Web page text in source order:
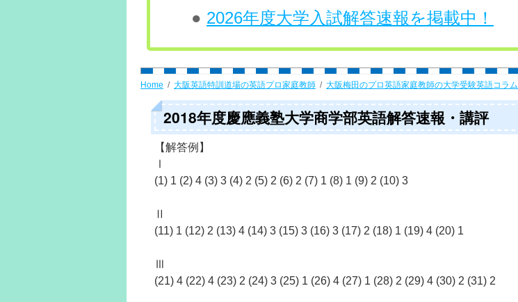
● 2026年度大学入試解答速報を掲載中！
Home 大阪英語特訓道場の英語プロ家庭教師 大阪梅田のプロ英語家庭教師の大学受験英語コラム
2018年度慶應義塾大学商学部英語解答速報・講評
【解答例】
Ⅰ
(1) 1 (2) 4 (3) 3 (4) 2 (5) 2 (6) 2 (7) 1 (8) 1 (9) 2 (10) 3
Ⅱ
(11) 1 (12) 2 (13) 4 (14) 3 (15) 3 (16) 3 (17) 2 (18) 1 (19) 4 (20) 1
Ⅲ
(21) 4 (22) 4 (23) 2 (24) 3 (25) 1 (26) 4 (27) 1 (28) 2 (29) 4 (30) 2 (31) 2